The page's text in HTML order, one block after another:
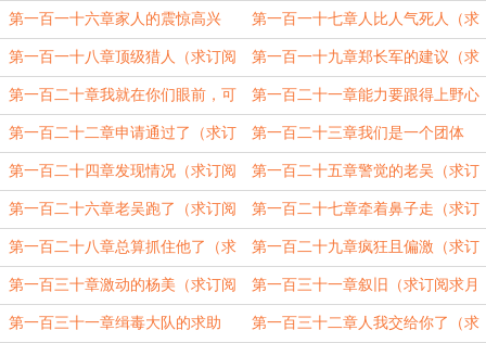
阅求月票） 求月票）
第一百一十六章家人的震惊高兴
（求订阅求月票）
第一百一十七章人比人气死人（求
订阅求月票）
第一百一十八章顶级猎人（求订阅
求月票）
第一百一十九章郑长军的建议（求
订阅求月票）
第一百二十章我就在你们眼前，可
你们抓不到我（求订阅求月票）
第一百二十一章能力要跟得上野心
（求订阅求月票）
第一百二十二章申请通过了（求订
阅求月票）
第一百二十三章我们是一个团体
（求订阅求月票）
第一百二十四章发现情况（求订阅
求月票）
第一百二十五章警觉的老吴（求订
阅）
第一百二十六章老吴跑了（求订阅
求月票）
第一百二十七章牵着鼻子走（求订
阅求月票）
第一百二十八章总算抓住他了（求
订阅求月票）
第一百二十九章疯狂且偏激（求订
阅）
第一百三十章激动的杨美（求订阅
求月票）
第一百三十一章叙旧（求订阅求月
票）
第一百三十一章缉毒大队的求助 第一百三十二章人我交给你了（求